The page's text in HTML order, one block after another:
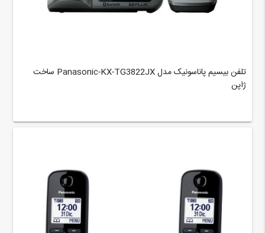
تلفن بیسیم پاناسونیک مدل Panasonic-KX-TG3822JX ساخت
ژاپن